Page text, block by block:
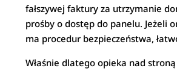
fałszywej faktury za utrzymanie
prośby o dostęp do panelu. Jeżeli
ma procedur bezpieczeństwa,
Właśnie dlatego opieka nad